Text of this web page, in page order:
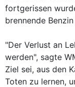
fortgerissen
brennende
"Der Verlust an
werden", sagte
Ziel sei, aus den
Toten zu lernen,